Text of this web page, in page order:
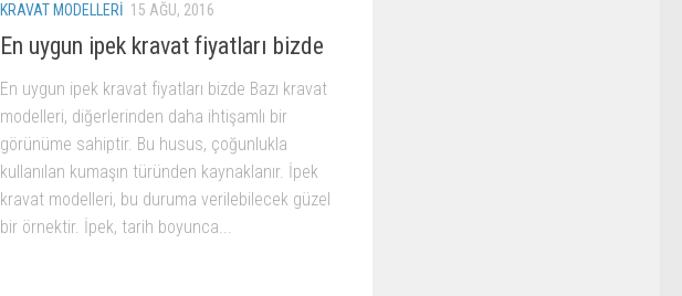
KRAVAT MODELLERI 15 AĞU, 2016
En uygun ipek kravat fiyatları bizde
En uygun ipek kravat fiyatları bizde Bazı kravat
modelleri, diğerlerinden daha ihtişamlı bir
görünüme sahiptir. Bu husus, çoğunlukla
kullanılan kumaşın türünden kaynaklanır. İpek
kravat modelleri, bu duruma verilebilecek güzel
bir örnektir. İpek, tarih boyunca...